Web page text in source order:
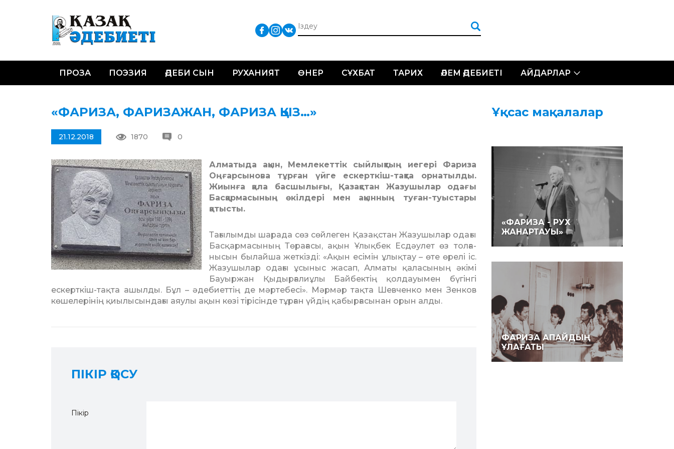
ПРОЗА ПОЭЗИЯ ӘДЕБИ СЫН РУХАНИЯТ ӨНЕР СҰХБАТ ТАРИХ ӘЛЕМ ӘДЕБИЕТІ АЙДАРЛАР
«ФАРИЗА, ФАРИЗАЖАН, ФАРИЗА ҚЫЗ…»
21.12.2018 1870 0
Алматыда ақын, Мемлекеттік сыйлықтың иегері Фариза
Оңғарсынова тұрған үйге ескерткіш-тақта орнатылды.
Жиынға қала басшылығы, Қазақстан Жазушылар одағы
Басқармасының өкілдері мен ақынның туған-туыстары
қатысты.
Тағылымды шарада сөз сөй­леген Қазақстан Жазушылар ода­ғы
Басқармасының Төрағасы, ақын Ұлықбек Есдәулет өз тол­ға­
нысын былайша жеткізді: «Ақын есімін ұлықтау – өте өрелі іс.
Жазу­шылар одағы ұсыныс жасап, Алматы қаласының әкімі
Бауыр­жан Қыдырғалиұлы Байбектің қолдауымен бүгінгі
ескерткіш-тақ­та ашылды. Бұл – әдебиеттің де мәртебесі». Мәр­мәр тақта Шевченко мен Зенков
көшелері­нің қиылысындағы аяу­лы ақын көзі тірісінде тұрған үйдің қабыр­ғасынан орын алды.
ПІКІР ҚОСУ
Пікір
Ұқсас мақалалар
«ФАРИЗА - РУХ
ЖАНАРТАУЫ»
ФАРИЗА АПАЙДЫҢ
ҰЛАҒАТЫ